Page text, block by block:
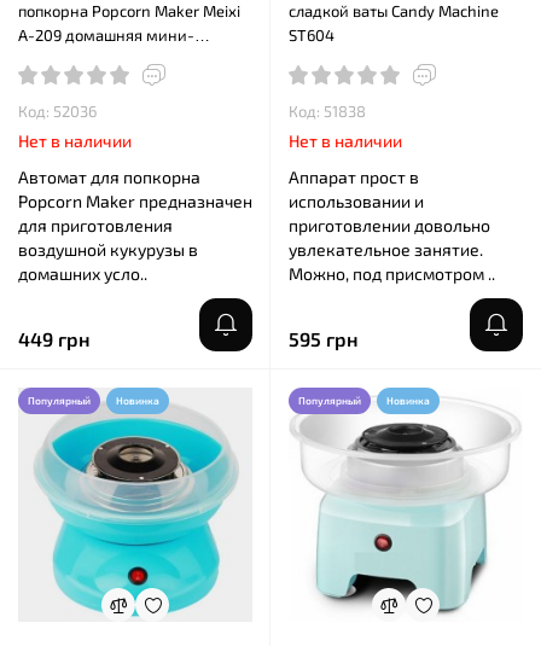
попкорна Popcorn Maker Meixi
A-209 домашняя мини-
Код: 52036
Нет в наличии
Автомат для попкорна
Popcorn Maker предназначен
для приготовления
воздушной кукурузы в
домашних усло..
449 грн
сладкой ваты Candy Machine
ST604
Код: 51838
Нет в наличии
Аппарат прост в
использовании и
приготовлении довольно
увлекательное занятие.
Можно, под присмотром ..
595 грн
Популярный Новинка Популярный Новинка